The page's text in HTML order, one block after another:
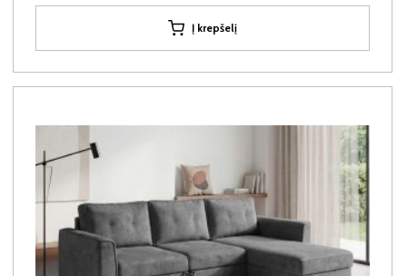
Į krepšelį